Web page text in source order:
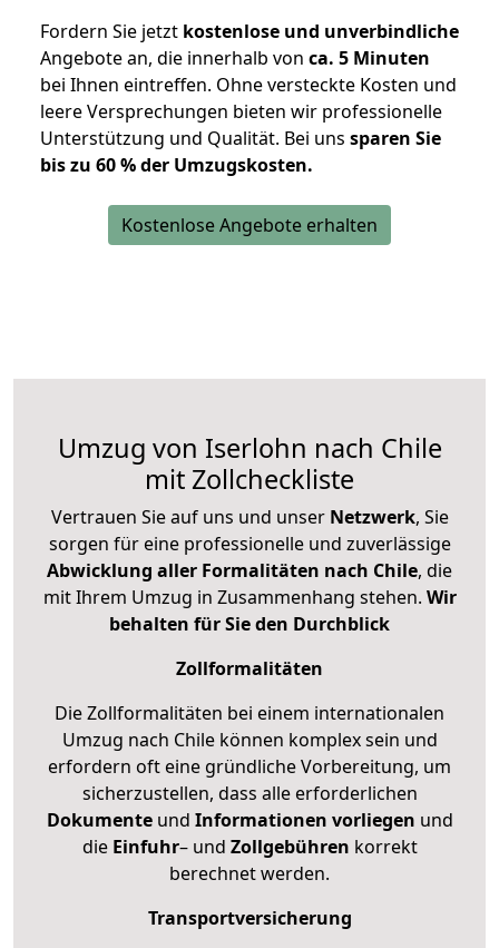
Fordern Sie jetzt kostenlose und unverbindliche
Angebote an, die innerhalb von ca. 5 Minuten
bei Ihnen eintreffen. Ohne versteckte Kosten und
leere Versprechungen bieten wir professionelle
Unterstützung und Qualität. Bei uns sparen Sie
bis zu 60 % der Umzugskosten.
Kostenlose Angebote erhalten
Umzug von Iserlohn nach Chile
mit Zollcheckliste
Vertrauen Sie auf uns und unser Netzwerk, Sie
sorgen für eine professionelle und zuverlässige
Abwicklung aller Formalitäten nach Chile, die
mit Ihrem Umzug in Zusammenhang stehen. Wir
behalten für Sie den Durchblick
Zollformalitäten
Die Zollformalitäten bei einem internationalen
Umzug nach Chile können komplex sein und
erfordern oft eine gründliche Vorbereitung, um
sicherzustellen, dass alle erforderlichen
Dokumenteund Informationen vorliegen und
die Einfuhr– und Zollgebühren korrekt
berechnet werden.
Transportversicherung